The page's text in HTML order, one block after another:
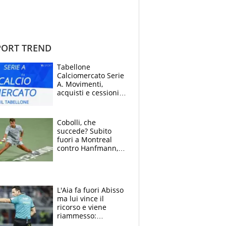
TREND
Tabellone
Calciomercato Serie
A. Movimenti,
acquisti e cessioni:
Cobolli, che
succede? Subito
fuori a Montreal
contro Hanfmann,
L'Aia fa fuori Abisso
ma lui vince il
ricorso e viene
riammesso: